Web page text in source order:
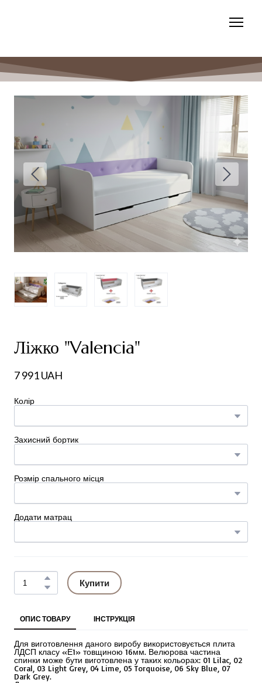
Ліжко "Valencia"
7 991 UAH
Колір
Захисний бортик
Розмір спального місця
Додати матрац
Купити
ОПИС ТОВАРУ ІНСТРУКЦІЯ
Для виготовлення даного виробу використовується плита
ЛДСП класу «Е1» товщиною 16мм. Велюрова частина
спинки може бути виготовлена у таких кольорах: 01 Lilac, 02
Coral, 03 Light Grey, 04 Lime, 05 Torquoise, 06 Sky Blue, 07
Dark Grey.